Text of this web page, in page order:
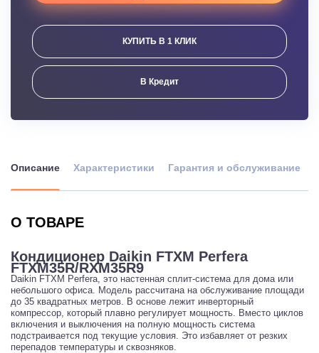
КУПИТЬ В 1 КЛИК
В Кредит
Описание Характеристики Гарантия и обслуживание
О ТОВАРЕ
Кондиционер Daikin FTXM Perfera
FTXM35R/RXM35R9
Daikin FTXM Perfera, это настенная сплит-система для дома или
небольшого офиса. Модель рассчитана на обслуживание площади
до 35 квадратных метров. В основе лежит инверторный
компрессор, который плавно регулирует мощность. Вместо циклов
включения и выключения на полную мощность система
подстраивается под текущие условия. Это избавляет от резких
перепадов температуры и сквозняков.